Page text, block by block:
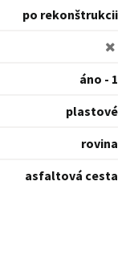
po rekonštrukcii
áno - 1
plastové
rovina
asfaltová cesta